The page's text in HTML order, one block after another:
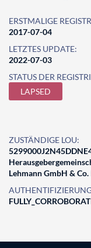
ERSTMALIGE
2017-07-04
LETZTES UPDATE:
2022-07-03
STATUS DER
LAPSED
ZUSTÄNDIGE LOU:
Lehmann GmbH & Co.